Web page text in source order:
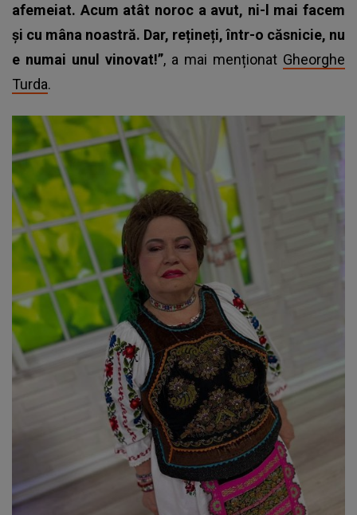
afemeiat. Acum atât noroc a avut, ni-l mai facem
și cu mâna noastră. Dar, rețineți, într-o căsnicie, nu
e numai unul vinovat!”, a mai menționat Gheorghe
Turda.